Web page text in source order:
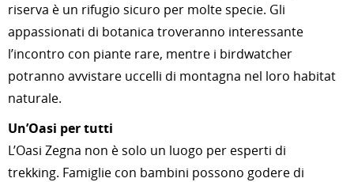
riserva è un rifugio sicuro per molte specie. Gli
appassionati di botanica troveranno interessante
l’incontro con piante rare, mentre i birdwatcher
potranno avvistare uccelli di montagna nel loro habitat
naturale.
Un’Oasi per tutti
L’Oasi Zegna non è solo un luogo per esperti di
trekking. Famiglie con bambini possono godere di